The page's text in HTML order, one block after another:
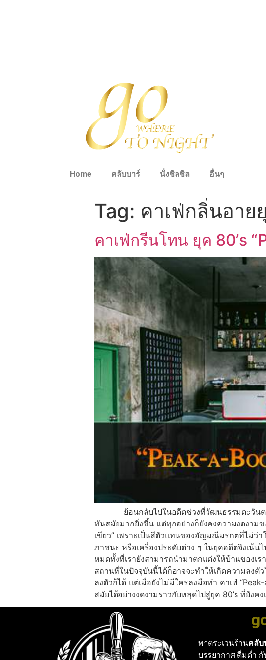
Home คลับบาร์ นั่งชิลชิล อื่นๆ
Tag: คาเฟ่กลิ่นอาย
คาเฟ่กรีนโทน ยุค 80’s
ย้อนกลับไปในอดีตช่วงที่วัฒนธรรมตะวันตกเริ่
ทันสมัยมากยิ่งขึ้น แต่ทุกอย่างก็ยังคงความงดงามข
เขียว” เพราะเป็นสีตัวแทนของอัญมณีมรกตที่ไม่ว่
ภาชนะ หรือเครื่องประดับต่าง ๆ ในยุคอดีตจึงเน้น
หมดทั้งที่เรายังสามารถนำมาตกแต่งให้บ้านของเ
สถานที่ในปัจจุบันนี้ได้ก็อาจจะทำให้เกิดความลงตั
ลงตัวก็ได้ แต่เมื่อยังไม่มีใครลงมือทำ คาเฟ่
สมัยได้อย่างงดงามราวกับหลุดไปสู่ยุค 80’s ที่ยัง
พาตระเวนร้านคลับ
บรรยากาศ ดื่มด่ำ